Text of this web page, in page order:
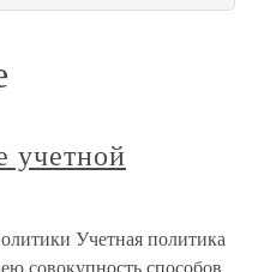
учетной
Учетная политика